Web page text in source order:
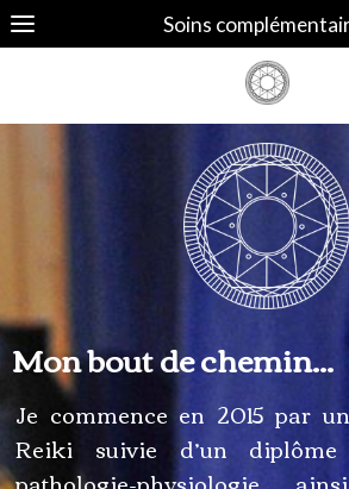
Soins
Mon bout de chemin...
Je commence en 2015 par
Reiki suivie d’un